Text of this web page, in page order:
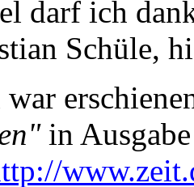
darf ich
Schüle,
in